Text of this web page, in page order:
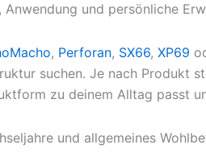
Anwendung und persönliche
, Perforan, SX66, XP69
suchen. Je nach Produkt
zu deinem Alltag passt
und allgemeines